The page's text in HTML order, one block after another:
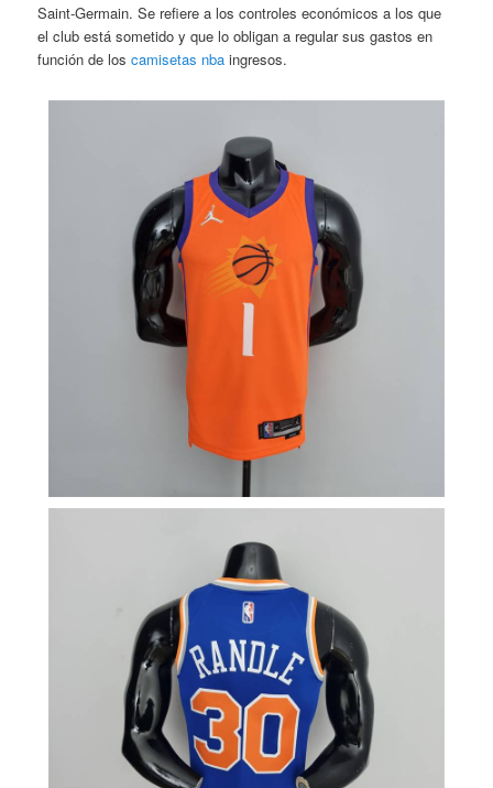
Saint-Germain. Se refiere a los controles económicos a los que
el club está sometido y que lo obligan a regular sus gastos en
función de loscamisetas nba ingresos.